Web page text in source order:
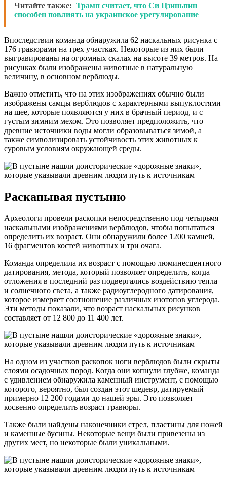
Читайте также: Трамп считает, что Си Цзиньпин
способен повлиять на украинское урегулирование
Впоследствии команда обнаружила 62 наскальных рисунка с
176 гравюрами на трех участках. Некоторые из них были
выгравированы на огромных скалах на высоте 39 метров. На
рисунках были изображены животные в натуральную
величину, в основном верблюды.
Важно отметить, что на этих изображениях обычно были
изображены самцы верблюдов с характерными выпуклостями
на шее, которые появляются у них в брачный период, и с
густым зимним мехом. Это позволяет предположить, что
древние источники воды могли образовываться зимой, а
также символизировать устойчивость этих животных к
суровым условиям окружающей среды.
Раскапывая пустыню
Археологи провели раскопки непосредственно под четырьмя
наскальными изображениями верблюдов, чтобы попытаться
определить их возраст. Они обнаружили более 1200 камней,
16 фрагментов костей животных и три очага.
Команда определила их возраст с помощью люминесцентного
датирования, метода, который позволяет определить, когда
отложения в последний раз подвергались воздействию тепла
и солнечного света, а также радиоуглеродного датирования,
которое измеряет соотношение различных изотопов углерода.
Эти методы показали, что возраст наскальных рисунков
составляет от 12 800 до 11 400 лет.
На одном из участков раскопок ноги верблюдов были скрыты
слоями осадочных пород. Когда они копнули глубже, команда
с удивлением обнаружила каменный инструмент, с помощью
которого, вероятно, был создан этот шедевр, датируемый
примерно 12 200 годами до нашей эры. Это позволяет
косвенно определить возраст гравюры.
Также были найдены наконечники стрел, пластины для ножей
и каменные бусины. Некоторые вещи были привезены из
других мест, но некоторые были уникальными.